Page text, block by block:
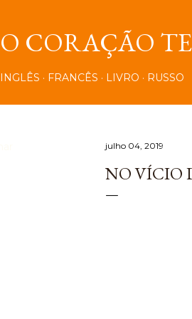
O CORAÇÃO
INGLÊS FRANCÊS LIVRO RUSSO
julho 04, 2019
NO VÍCIO